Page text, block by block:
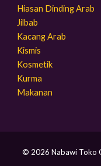
Hiasan Dinding Arab
Jilbab
Kacang Arab
Kismis
Kosmetik
Kurma
Makanan
© 2026 Nabawi Toko